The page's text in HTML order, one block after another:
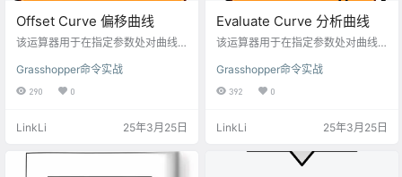
Offset Curve 偏移曲线
该运算器用于在指定参数处对曲线
值，可以计算出曲线上对应点的坐
标、切向量以及曲线在该点的内外
Grasshopper命令实战
290 0
LinkLi 25年3月25日
Evaluate Curve 分析曲线
该运算器用于在指定参数处对曲线
值，可以计算出曲线上对应点的坐
标、切向量以及曲线在该点的内外
Grasshopper命令实战
392 0
LinkLi 25年3月25日